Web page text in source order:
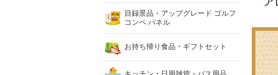
目録景品・アップグレード ゴルフ
コンペ パネル
お持ち帰り食品・ギフトセット